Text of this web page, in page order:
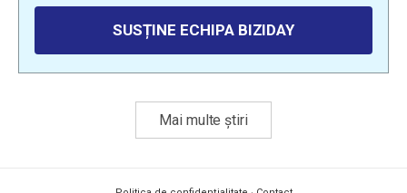
SUSȚINE ECHIPA BIZIDAY
Mai multe știri